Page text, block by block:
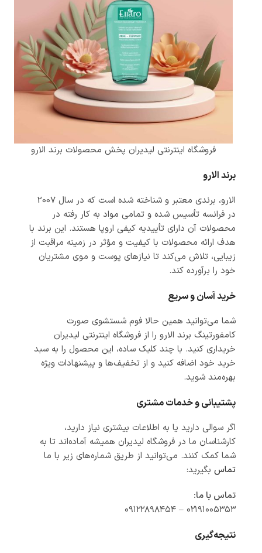
فروشگاه اینترنتی لیدیران پخش محصولات برند الارو
برند الارو
الارو، برندی معتبر و شناخته شده است که در سال 2007
در فرانسه تأسیس شده و تمامی مواد به کار رفته در
محصولات آن دارای تأییدیه کیفی اروپا هستند. این برند با
هدف ارائه محصولات با کیفیت و مؤثر در زمینه مراقبت از
زیبایی، تلاش می‌کند تا نیازهای پوست و موی مشتریان
خود را برآورده کند.
خرید آسان و سریع
شما می‌توانید همین حالا فوم شستشوی صورت
کامفورتینگ برند الارو را از فروشگاه اینترنتی لیدیران
خریداری کنید. با چند کلیک ساده، این محصول را به سبد
خرید خود اضافه کنید و از تخفیف‌ها و پیشنهادات ویژه
بهره‌مند شوید.
پشتیبانی و خدمات مشتری
اگر سوالی دارید یا به اطلاعات بیشتری نیاز دارید،
کارشناسان ما در فروشگاه لیدیران همیشه آماده‌اند تا به
شما کمک کنند. می‌توانید از طریق شماره‌های زیر با ما
تماس بگیرید:
تماس با ما:
۰۲۱۹۱۰۰۵۳۵۳ – ۰۹۱۲۲۸۹۸۴۵۴
نتیجه‌گیری